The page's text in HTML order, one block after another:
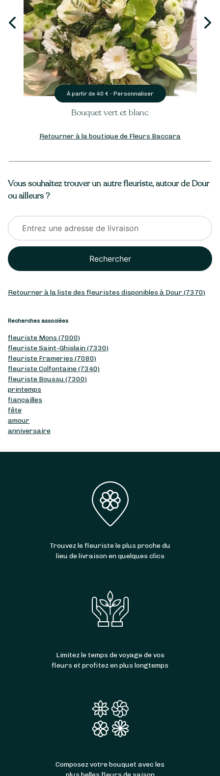
À partir de40€ -Personnaliser
Bouquet vert et blanc
Retourner à la boutique de Fleurs Baccara
Vous souhaitez trouver un autre fleuriste, autour de Dour
ou ailleurs ?
Rechercher
Retourner à la liste des fleuristes disponibles à Dour (7370)
Recherches associées
fleuriste Mons (7000)
fleuriste Saint-Ghislain (7330)
fleuriste Frameries (7080)
fleuriste Colfontaine (7340)
fleuriste Boussu (7300)
printemps
fiançailles
fête
amour
anniversaire
Trouvez le fleuriste le plus proche du
lieu de livraison en quelques clics
Limitez le temps de voyage de vos
fleurs et profitez en plus longtemps
Composez votre bouquet avec les